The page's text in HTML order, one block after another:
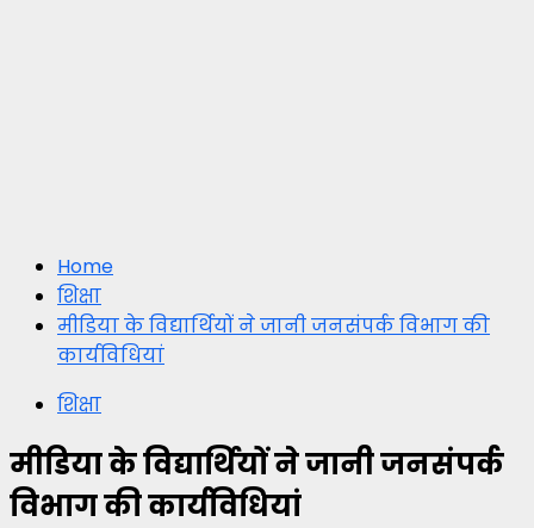
Home
शिक्षा
मीडिया के विद्यार्थियों ने जानी जनसंपर्क विभाग की
कार्यविधियां
शिक्षा
मीडिया के विद्यार्थियों ने जानी जनसंपर्क
विभाग की कार्यविधियां